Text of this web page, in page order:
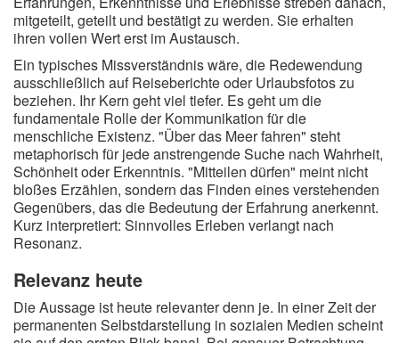
mitgeteilt, geteilt und bestätigt zu werden. Sie erhalten
ihren vollen Wert erst im Austausch.
Ein typisches Missverständnis wäre, die Redewendung
ausschließlich auf Reiseberichte oder Urlaubsfotos zu
beziehen. Ihr Kern geht viel tiefer. Es geht um die
fundamentale Rolle der Kommunikation für die
menschliche Existenz. "Über das Meer fahren" steht
metaphorisch für jede anstrengende Suche nach Wahrheit,
Schönheit oder Erkenntnis. "Mitteilen dürfen" meint nicht
bloßes Erzählen, sondern das Finden eines verstehenden
Gegenübers, das die Bedeutung der Erfahrung anerkennt.
Kurz interpretiert: Sinnvolles Erleben verlangt nach
Resonanz.
Relevanz heute
Die Aussage ist heute relevanter denn je. In einer Zeit der
permanenten Selbstdarstellung in sozialen Medien scheint